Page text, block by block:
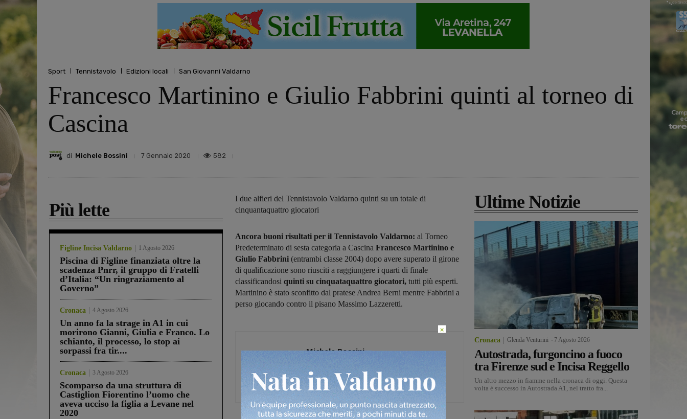
Sport Tennistavolo Edizioni locali San Giovanni Valdarno
Francesco Martinino e Giulio Fabbrini quinti al torneo di
Cascina
di Michele Bossini 7 Gennaio 2020 582
Più lette
Figline Incisa Valdarno 1 Agosto 2026
Piscina di Figline finanziata oltre la
scadenza Pnrr, il gruppo di Fratelli
d’Italia: “Un ringraziamento al
Governo”
Cronaca 4 Agosto 2026
Un anno fa la strage in A1 in cui
morirono Gianni, Giulia e Franco. Lo
schianto, il processo, lo stop ai
sorpassi fra tir....
Cronaca 3 Agosto 2026
Scomparso da una struttura di
Castiglion Fiorentino l’uomo che
aveva ucciso la figlia a Levane nel
2020
I due alfieri del Tennistavolo Valdarno quinti su un totale di
cinquantaquattro giocatori
Ancora buoni risultati per il Tennistavolo Valdarno: al Torneo
Predeterminato di sesta categoria a Cascina Francesco Martinino e
Giulio Fabbrini (entrambi classe 2004) dopo avere superato il girone
di qualificazione sono riusciti a raggiungere i quarti di finale
classificandosi quinti su cinquataquattro giocatori, tutti più esperti.
Martinino è stato sconfitto dal pratese Andrea Berni mentre Fabbrini a
perso giocando contro il pisano Massimo Lazzeretti.
Michele Bossini
Ultime Notizie
Cronaca Glenda Venturini 7 Agosto 2026
Autostrada, furgoncino a fuoco
tra Firenze sud e Incisa Reggello
Un altro mezzo in fiamme nella cronaca di oggi. Questa
volta è successo in Autostrada A1, nel tratto fra...
×